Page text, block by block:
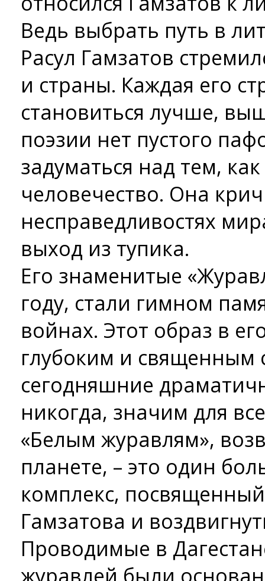
Ведь выбрать путь в
Расул Гамзатов
и страны. Каждая его
становиться лучше,
поэзии нет пустого
задуматься над тем,
человечество. Она
несправедливостях
выход из тупика.
Его знаменитые
году, стали гимном
войнах. Этот образ в
глубоким и священным
сегодняшние
никогда, значим для
«Белым журавлям»,
планете, – это один
комплекс,
Гамзатова и
Проводимые в